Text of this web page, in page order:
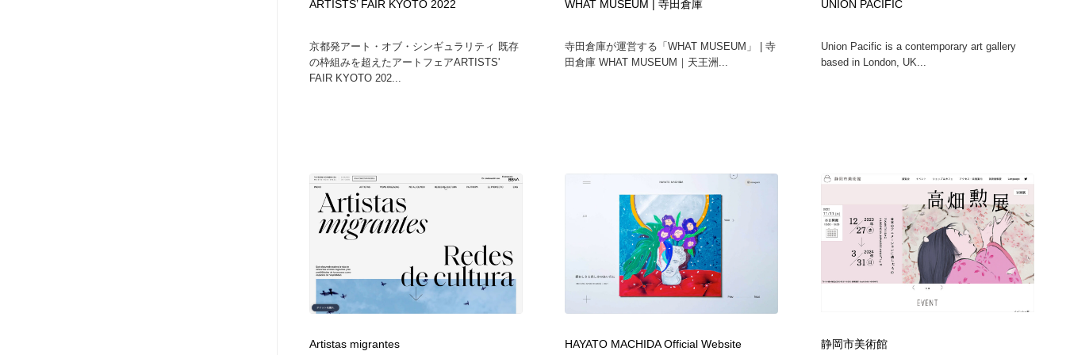
ARTISTS’ FAIR KYOTO 2022
京都発アート・オブ・シンギュラリティ 既存
の枠組みを超えたアートフェアARTISTS'
FAIR KYOTO 202...
WHAT MUSEUM | 寺田倉庫
寺田倉庫が運営する「WHAT MUSEUM」 | 寺
田倉庫 WHAT MUSEUM｜天王洲...
UNION PACIFIC
Union Pacific is a contemporary art gallery
based in London, UK...
Artistas migrantes HAYATO MACHIDA Official Website 静岡市美術館